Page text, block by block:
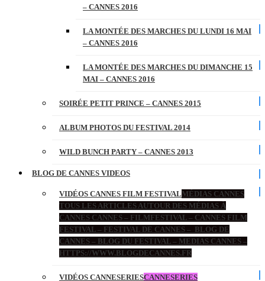
– CANNES 2016
LA MONTÉE DES MARCHES DU LUNDI 16 MAI
– CANNES 2016
LA MONTÉE DES MARCHES DU DIMANCHE 15
MAI – CANNES 2016
SOIRÉE PETIT PRINCE – CANNES 2015
ALBUM PHOTOS DU FESTIVAL 2014
WILD BUNCH PARTY – CANNES 2013
BLOG DE CANNES VIDEOS
VIDÉOS CANNES FILM FESTIVALMÉDIAS CANNES
TOUS LES ARTICLES AUTOUR DES MÉDIAS À
CANNES CANNES – FILMFESTIVAL – CANNES FILM
FESTIVAL – FESTIVAL DE CANNES – BLOG DE
CANNES – BLOG DU FESTIVAL – MEDIAS CANNES –
HTTPS://WWW.BLOGDECANNES.FR
VIDÉOS CANNESERIESCANNESERIES